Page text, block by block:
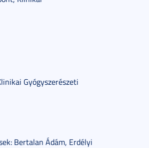
Gyógyszerészeti
Bertalan Ádám, Erdélyi